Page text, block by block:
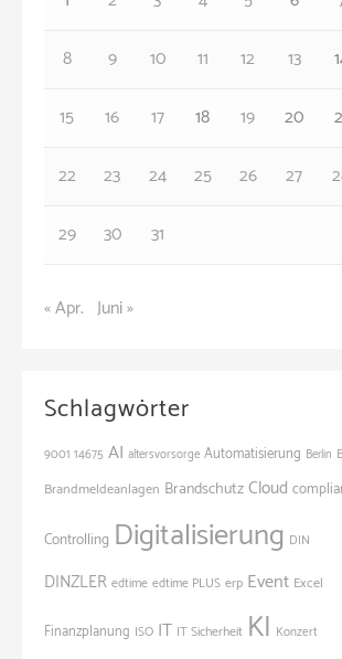
8
9 10 11 12 13
15
16 17 18 19 20
22
23 24 25 26 27
29
30 31
« Apr. Juni »
Schlagwörter
9001 14675 AI altersvorsorge Automatisierung Berlin
Brandmeldeanlagen BrandschutzCloud
Controlling Digitalisierung DIN
DINZLER edtime edtime PLUS erp Event Excel
Finanzplanung ISO IT IT Sicherheit KI Konzert